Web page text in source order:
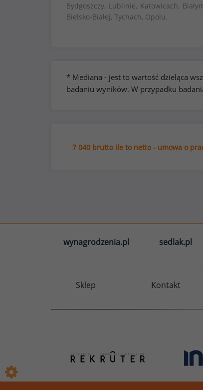
Bydgoszczy, Lublinie, Katowicach,
Bielsko-Białej, Tychach, Opolu.
* Mediana - jest to wartość dzieląca
badaniu wyników. W przypadku
7 040 brutto ile to netto - umowa o
wynagrodzenia.pl sedlak.pl
Sklep Kontakt